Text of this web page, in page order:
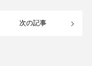
次の記事